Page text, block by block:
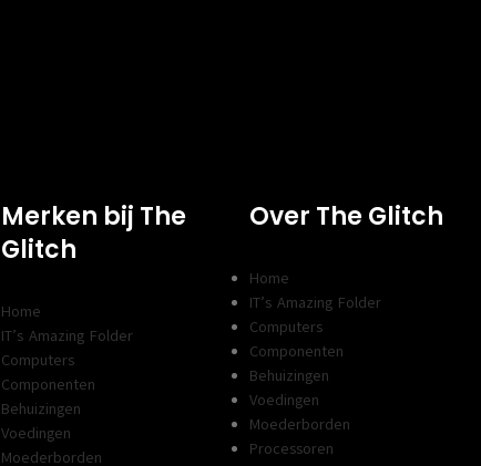
Merken bij The
Glitch
Home
IT’s Amazing Folder
Computers
Componenten
Behuizingen
Voedingen
Moederborden
Over The Glitch
Home
IT’s Amazing Folder
Computers
Componenten
Behuizingen
Voedingen
Moederborden
Processoren